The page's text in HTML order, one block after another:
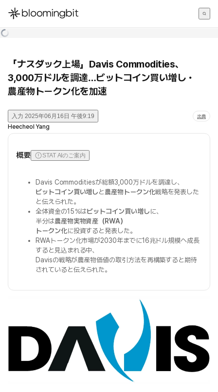
한국어
「ナスダック上場」Davis Commodities、
3,000万ドルを調達…ビットコイン買い増し・
農産物トークン化を加速
入力 2025年06月16日 午後9:19 出典
Heecheol Yang
概要 STAT AIのご案内
Davis Commoditiesが総額3,000万ドルを調達し、
ビットコイン買い増しと農産物トークン化戦略を発表した
と伝えられた。
全体資金の15％はビットコイン買い増しに、
半分は農産物実物資産（RWA）
トークン化に投資すると発表した。
RWAトークン化市場が2030年までに16兆ドル規模へ成長
すると見込まれる中、
Davisの戦略が農産物価値の取引方法を再構築すると期待
されていると伝えられた。